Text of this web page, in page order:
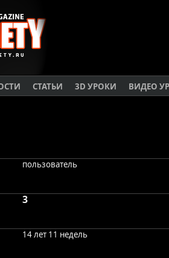
СТАТЬИ 3D УРОКИ
ВИДЕО
пользователь
3
14 лет 11 недель